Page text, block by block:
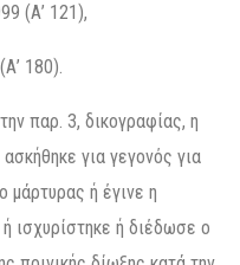
(Α’ 121),
180).
παρ. 3, δικογραφίας, η
για γεγονός για
μάρτυρας ή έγινε η
ισχυρίστηκε ή διέδωσε ο